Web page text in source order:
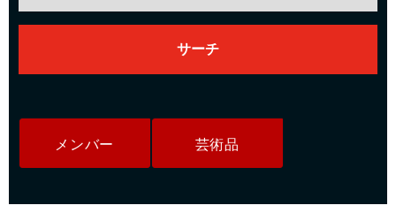
メンバー 芸術品